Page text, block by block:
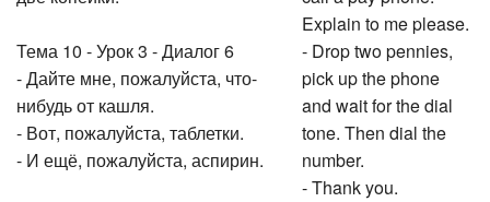
Тема 10 - Урок 3 - Диалог 6
- Дайте мне, пожалуйста, что-
нибудь от кашля.
- Вот, пожалуйста, таблетки.
- И ещё, пожалуйста, аспирин.
Explain to me please.
- Drop two pennies,
pick up the phone
and wait for the dial
tone. Then dial the
number.
- Thank you.